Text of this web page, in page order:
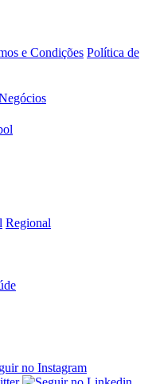
e Condições Política de
Regional